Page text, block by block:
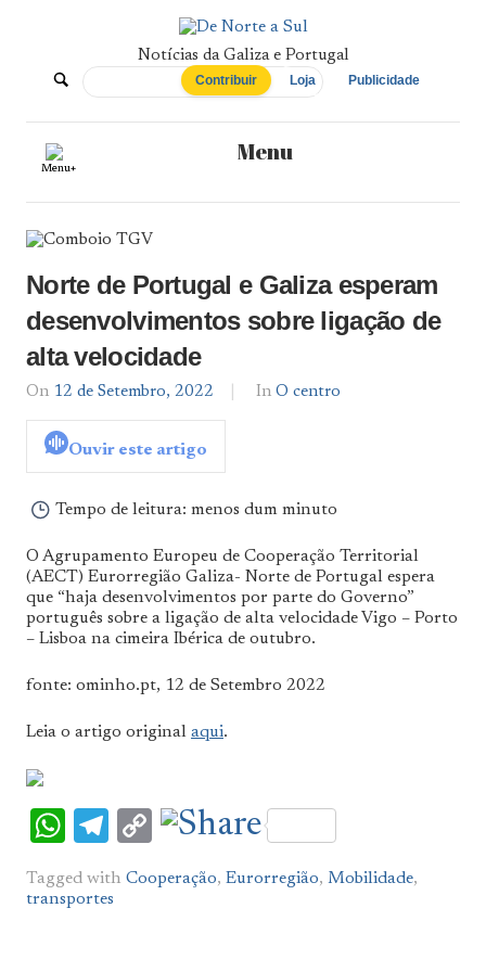
De
Norte
Sul
Notícias da Galiza e Portugal
Contribuir Loja Publicidade
Menu
Menu+
Norte de Portugal e Galiza esperam
desenvolvimentos sobre ligação de
alta velocidade
On 12 de Setembro, 2022
By
In O centro
Ouvir este artigo
Tempo de leitura: menos dum minuto
O Agrupamento Europeu de Cooperação Territorial
(AECT) Eurorregião Galiza- Norte de Portugal espera
que “haja desenvolvimentos por parte do Governo”
português sobre a ligação de alta velocidade Vigo – Porto
– Lisboa na cimeira Ibérica de outubro.
fonte: ominho.pt, 12 de Setembro 2022
Leia o artigo original aqui.
WhatsApp
Telegram
Copy
Tagged with Cooperação, Eurorregião, Mobilidade,
transportes